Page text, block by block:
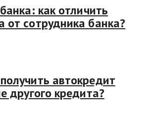
как отличить
от сотрудника банка?
автокредит
другого кредита?